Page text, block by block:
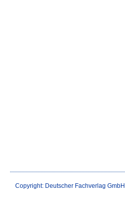
Copyright: Deutscher Fachverlag GmbH